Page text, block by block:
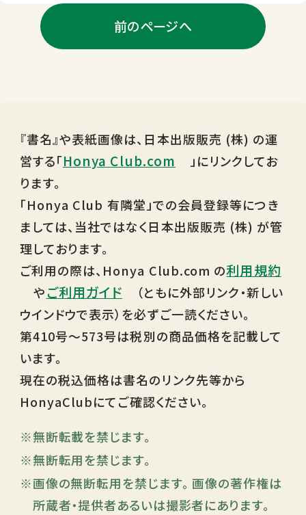
前のページへ
『書名』や表紙画像は、日本出版販売 (株) の運
営する「Honya Club.com
」にリンクしてお
ります。
「Honya Club 有隣堂」での会員登録等につき
ましては、当社ではなく日本出版販売 (株) が管
理しております。
ご利用の際は、Honya Club.com の利用規約
やご利用ガイド
（ともに外部リンク・新しい
ウインドウで表示）を必ずご一読ください。
第410号～573号は税別の商品価格を記載して
います。
現在の税込価格は書名のリンク先等から
HonyaClubにてご確認ください。
無断転載を禁じます。
無断転用を禁じます。
画像の無断転用を禁じます。 画像の著作権は
所蔵者・提供者あるいは撮影者にあります。